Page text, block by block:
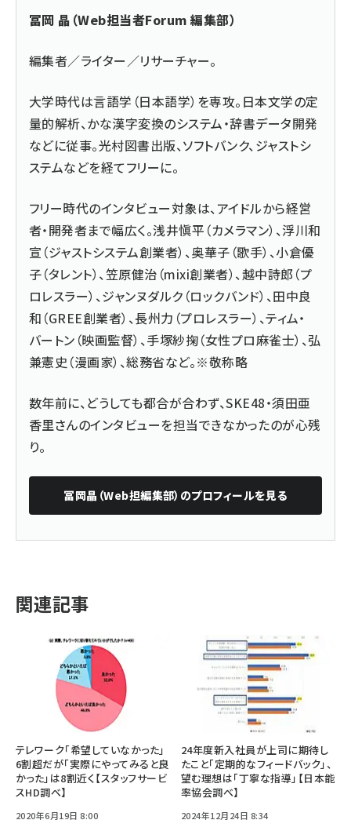
冨岡 晶（Web担当者Forum 編集部）
編集者／ライター／リサーチャー。
大学時代は言語学（日本語学）を専攻。日本文学の定
量的解析、かな漢字変換のシステム・辞書データ開発
などに従事。光村図書出版、ソフトバンク、ジャストシ
ステムなどを経てフリーに。
フリー時代のインタビュー対象は、アイドルから経営
者・開発者まで幅広く。浅井愼平（カメラマン）、浮川和
宣（ジャストシステム創業者）、奥華子（歌手）、小倉優
子（タレント）、笠原健治（mixi創業者）、越中詩郎（プ
ロレスラー）、ジャンヌダルク（ロックバンド）、田中良
和（GREE創業者）、長州力（プロレスラー）、ティム・
バートン（映画監督）、手塚紗掬（女性プロ麻雀士）、弘
兼憲史（漫画家）、総務省など。※敬称略
数年前に、どうしても都合が合わず、SKE48・須田亜
香里さんのインタビューを担当できなかったのが心残
り。
冨岡晶（Web担編集部） のプロフィールを見る
関連記事
テレワーク「希望していなかった」
6割超だが「実際にやってみると良
かった」は8割近く【スタッフサービ
スHD調べ】
2020年6月19日 8:00
24年度新入社員が上司に期待し
たこと「定期的なフィードバック」、
望む理想は「丁寧な指導」【日本能
率協会調べ】
2024年12月24日 8:34